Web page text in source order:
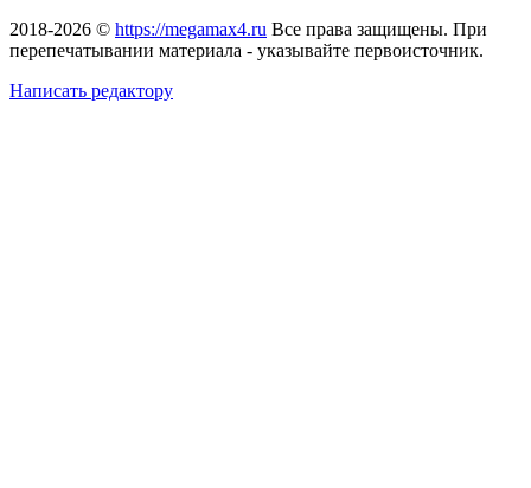
2018-2026 © https://megamax4.ru Все права защищены. При
перепечатывании материала - указывайте первоисточник.
Написать редактору